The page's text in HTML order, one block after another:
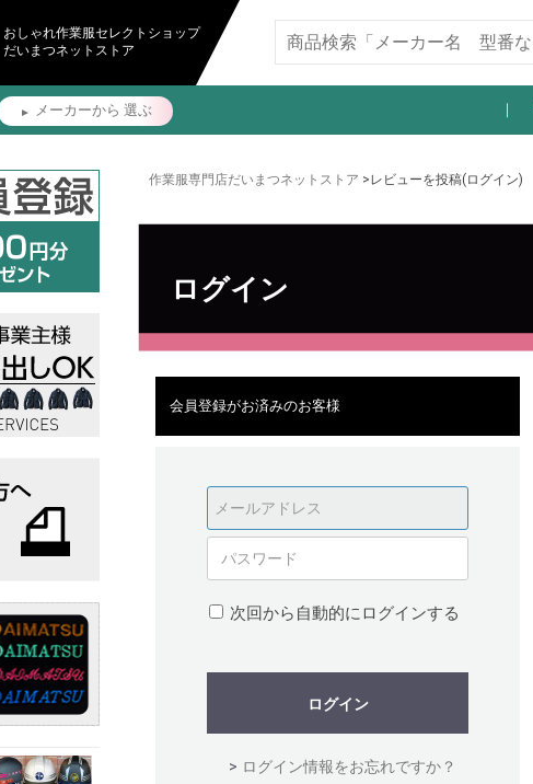
おしゃれ作業服セレクトショップ
だいまつネットストア
メーカーから 選ぶ
11,000円以上送料無料
作業服専門店だいまつネットストア >レビューを投稿(ログイン)
ログイン
会員登録がお済みのお客様
次回から自動的にログインする
ログイン
> ログイン情報をお忘れですか？